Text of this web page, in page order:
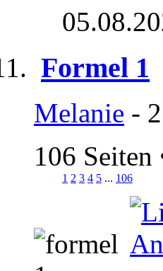
Formel 1
Melanie -
106 Seiten
1 2 3 4 5 ... 106